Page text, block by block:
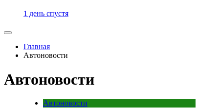
1 день спустя
Главная
Автоновости
Автоновости
Автоновости